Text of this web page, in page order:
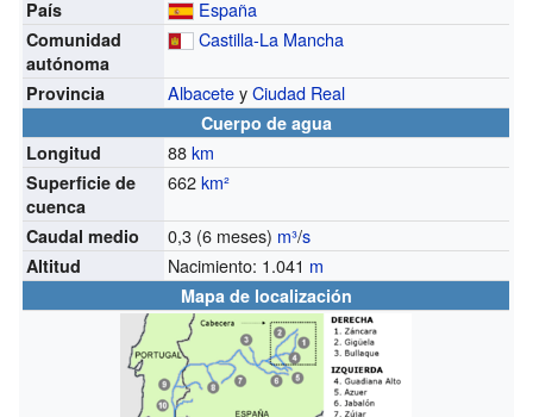
País
España
Comunidad
autónoma
Castilla-La Mancha
Provincia AlbaceteyCiudad Real
Cuerpo de agua
Longitud
88km
Superficie de
cuenca
662km²
Caudal medio 0,3 (6 meses) m³/s
Altitud Nacimiento: 1.041 m
Mapa de localización